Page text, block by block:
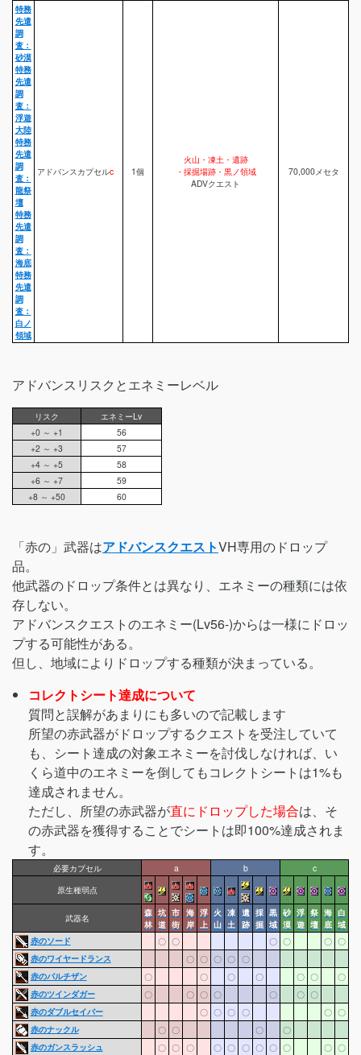
特務
先遣
調
査：
砂漠
特務
先遣
調
査：
浮遊
大陸
特務
先遣
調
査：
龍祭
壇
特務
先遣
調
査：
海底
特務
先遣
調
査：
白ノ
領域
アドバンスカプセルc 1個
火山・凍土・遺跡
・採掘場跡・黒ノ領域
ADVクエスト
70,000メセタ
アドバンスリスクとエネミーレベル
リスク
エネミーLv
+0 ～ +1
56
+2 ～ +3
57
+4 ～ +5
58
+6 ～ +7
59
+8 ～ +50
60
「赤の」武器はアドバンスクエストVH専用のドロップ
品。
他武器のドロップ条件とは異なり、エネミーの種類には依
存しない。
アドバンスクエストのエネミー(Lv56-)からは一様にドロッ
プする可能性がある。
但し、地域によりドロップする種類が決まっている。
コレクトシート達成について
質問と誤解があまりにも多いので記載します
所望の赤武器がドロップするクエストを受注していて
も、シート達成の対象エネミーを討伐しなければ、い
くら道中のエネミーを倒してもコレクトシートは1%も
達成されません。
ただし、所望の赤武器が直にドロップした場合は、そ
の赤武器を獲得することでシートは即100%達成されま
す。
必要カプセル a b
c
原生種弱点
武器名
森
林
坑
道
市
街
海
岸
浮
上
火
山
凍
土
遺
跡
採
掘
黒
域
砂
漠
浮
遊
祭
壇
海
底
白
域
赤のソード 〇 〇 〇 〇 〇 〇
赤のワイヤードランス
〇 〇 〇 〇 〇
赤のパルチザン
〇 〇 〇 〇 〇 〇
〇
赤のツインダガー
〇 〇 〇 〇 〇 〇 〇
赤のダブルセイバー
〇 〇 〇 〇 〇 〇
赤のナックル
〇 〇 〇
〇
赤のガンスラッシュ
〇 〇 〇 〇 〇 〇 〇 〇 〇 〇 〇